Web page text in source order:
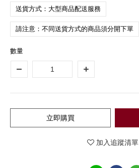
送貨方式：大型商品配送服務
請注意：不同送貨方式的商品須分開下單
數量
立即購買
加入追蹤清單